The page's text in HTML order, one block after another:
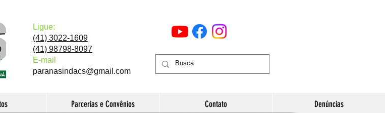
Parcerias e Convênios Contato Denúncias
Ligue:
(41) 3022-1609
(41) 98798-8097
E-mail
paranasindacs@gmail.com